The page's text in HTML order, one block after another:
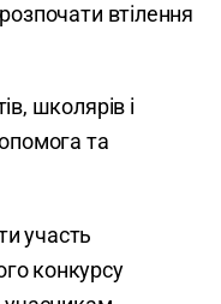
втілення
школярів і
та
участь
конкурсу